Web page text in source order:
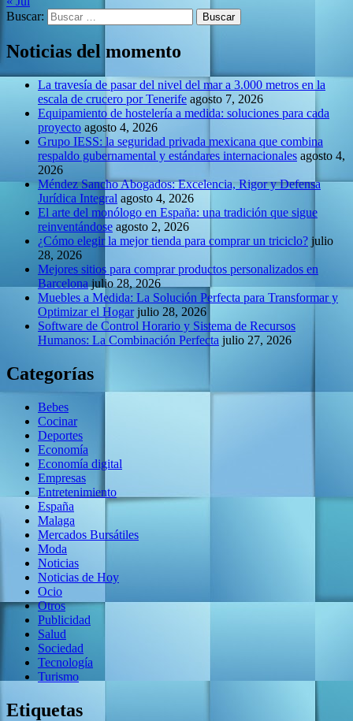
Buscar:
Noticias del momento
La travesía de pasar del nivel del mar a 3.000 metros en la
escala de crucero por Tenerife agosto 7, 2026
Equipamiento de hostelería a medida: soluciones para cada
proyecto agosto 4, 2026
Grupo IESS: la seguridad privada mexicana que combina
respaldo gubernamental y estándares internacionales agosto 4,
2026
Méndez Sancho Abogados: Excelencia, Rigor y Defensa
Jurídica Integral agosto 4, 2026
El arte del monólogo en España: una tradición que sigue
reinventándose agosto 2, 2026
¿Cómo elegir la mejor tienda para comprar un triciclo? julio
28, 2026
Mejores sitios para comprar productos personalizados en
Barcelona julio 28, 2026
Muebles a Medida: La Solución Perfecta para Transformar y
Optimizar el Hogar julio 28, 2026
Software de Control Horario y Sistema de Recursos
Humanos: La Combinación Perfecta julio 27, 2026
Categorías
Bebes
Cocinar
Deportes
Economía
Economía digital
Empresas
Entretenimiento
España
Malaga
Mercados Bursátiles
Moda
Noticias
Noticias de Hoy
Ocio
Otros
Publicidad
Salud
Sociedad
Tecnología
Turismo
Etiquetas